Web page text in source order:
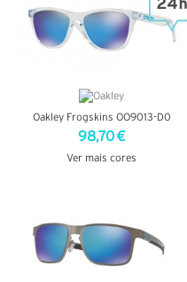
Oakley Frogskins OO9013-D0
98,70 €
Ver mais cores